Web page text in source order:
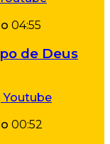
04:55
de Deus
00:52